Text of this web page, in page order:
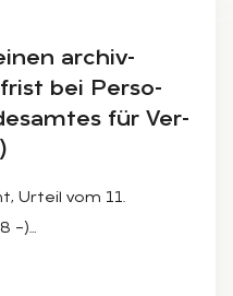
ar­chiv­
bei Per­so­
für Ver­
Urteil vom 11.
–)…